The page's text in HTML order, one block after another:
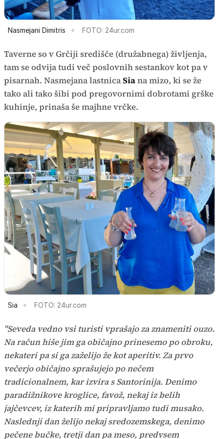
Nasmejani Dimitris FOTO: 24ur.com
Taverne so v Grčiji središče (družabnega) življenja,
tam se odvija tudi več poslovnih sestankov kot pa v
pisarnah. Nasmejana lastnicaSiana mizo, ki se že
tako ali tako šibi pod pregovornimi dobrotami grške
kuhinje, prinaša še majhne vrčke.
Sia FOTO: 24ur.com
"Seveda vedno vsi turisti vprašajo za znameniti ouzo.
Na račun hiše jim ga običajno prinesemo po obroku,
nekateri pa si ga zaželijo že kot aperitiv. Za prvo
večerjo običajno sprašujejo po nečem
tradicionalnem, kar izvira s Santorinija. Denimo
paradižnikove kroglice, favož, nekaj iz belih
jajčevcev, iz katerih mi pripravljamo tudi musako.
Naslednji dan želijo nekaj sredozemskega, denimo
pečene bučke, tretji dan pa meso, predvsem